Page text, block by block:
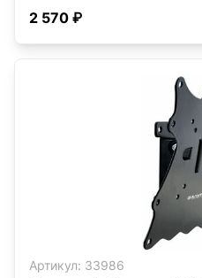
2 570 ₽
Артикул: 33986